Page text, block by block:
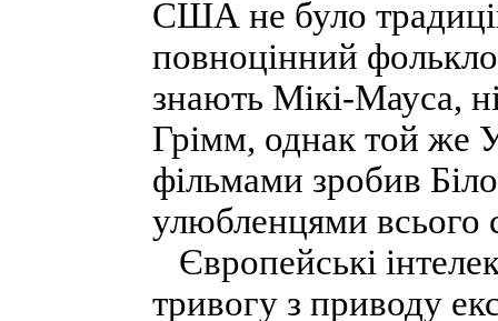
США не було
повноцінний
знають Мікі-Мауса,
Грімм, однак той же
фільмами зробив
улюбленцями всього
Європейські
тривогу з приводу